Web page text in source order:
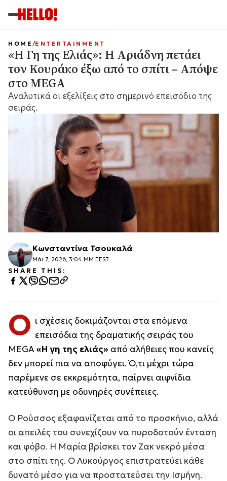
HOME ENTERTAINMENT
«Η Γη της Ελιάς»: Η Αριάδνη πετάει
τον Κουράκο έξω από το σπίτι – Απόψε
στο MEGA
Αναλυτικά οι εξελίξεις στο σημερινό επεισόδιο της
σειράς.
Κωνσταντίνα Τσουκαλά
Μάι 7, 2026, 3:04 ΜΜ EEST
SHARE THIS:
Ο ι σχέσεις δοκιμάζονται στα επόμενα
επεισόδια της δραματικής σειράς του
MEGA«Η γη της ελιάς» από αλήθειες που κανείς
δεν μπορεί πια να αποφύγει. Ό,τι μέχρι τώρα
παρέμενε σε εκκρεμότητα, παίρνει αιφνίδια
κατεύθυνση με οδυνηρές συνέπειες.
Ο Ρούσσος εξαφανίζεται από το προσκήνιο, αλλά
οι απειλές του συνεχίζουν να πυροδοτούν ένταση
και φόβο. Η Μαρία βρίσκει τον Ζακ νεκρό μέσα
στο σπίτι της. Ο Λυκούργος επιστρατεύει κάθε
δυνατό μέσο για να προστατεύσει την Ισμήνη.